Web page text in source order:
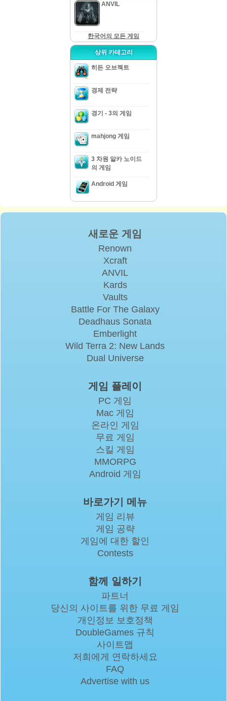
ANVIL
한국어의 모든 게임
상위 카테고리
히든 오브젝트
경제 전략
경기 - 3의 게임
mahjong 게임
3 차원 알카 노이드
의 게임
Android 게임
새로운 게임
Renown
Xcraft
ANVIL
Kards
Vaults
Battle For The Galaxy
Deadhaus Sonata
Emberlight
Wild Terra 2: New Lands
Dual Universe
게임 플레이
PC 게임
Mac 게임
온라인 게임
무료 게임
스킬 게임
MMORPG
Android 게임
바로가기 메뉴
게임 리뷰
게임 공략
게임에 대한 할인
Contests
함께 일하기
파트너
당신의 사이트를 위한 무료 게임
개인정보 보호정책
DoubleGames 규칙
사이트맵
저희에게 연락하세요
FAQ
Advertise with us